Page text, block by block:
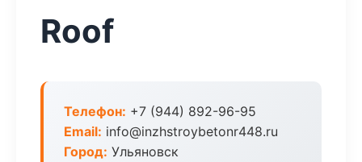
Roof
Телефон: +7 (944) 892-96-95
Email: info@inzhstroybetonr448.ru
Город: Ульяновск